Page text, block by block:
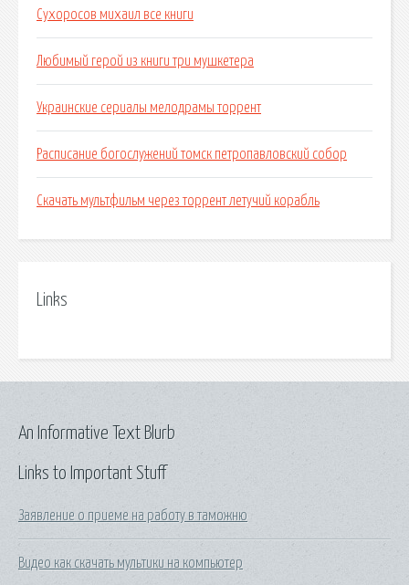
Сухоросов михаил все книги
Любимый герой из книги три мушкетера
Украинские сериалы мелодрамы торрент
Расписание богослужений томск петропавловский собор
Скачать мультфильм через торрент летучий корабль
Links
Links to Important Stuff
Заявление о приеме на работу в таможню
Видео как скачать мультики на компьютер
An Informative Text Blurb